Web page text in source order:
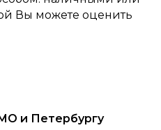
Вы можете оценить
и Петербургу